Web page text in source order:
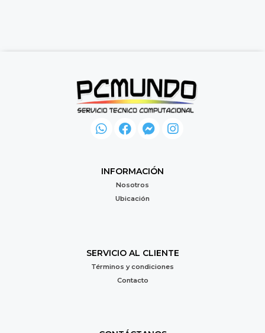
INFORMACIÓN
Nosotros
Ubicación
SERVICIO AL CLIENTE
Términos y condiciones
Contacto